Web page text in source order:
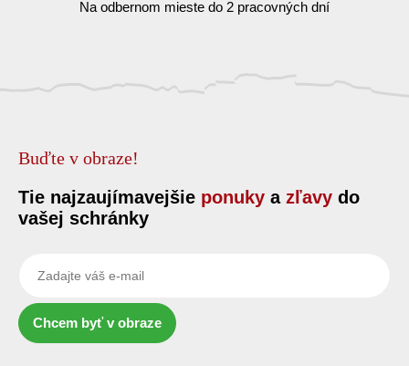
Na odbernom mieste do 2 pracovných dní
Buďte v obraze!
Tie najzaujímavejšie ponuky a zľavy do
vašej schránky
Chcem byť v obraze